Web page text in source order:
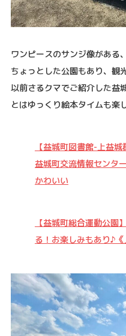
ワンピースのサンジ像がある
ちょっとした公園もあり、観
以前さるクマでご紹介した益
とはゆっくり絵本タイムも
【益城町図書館-上益
益城町交流情報センタ
かわいい
【益城町総合運動公園
る！お楽しみもあり♪《